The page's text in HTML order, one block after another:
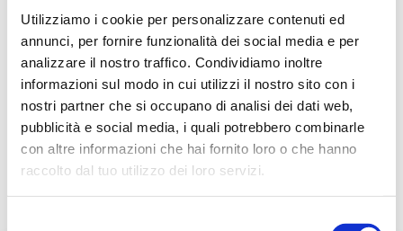
Utilizziamo i cookie per personalizzare contenuti ed
annunci, per fornire funzionalità dei social media e per
analizzare il nostro traffico. Condividiamo inoltre
informazioni sul modo in cui utilizzi il nostro sito con i
nostri partner che si occupano di analisi dei dati web,
pubblicità e social media, i quali potrebbero combinarle
con altre informazioni che hai fornito loro o che hanno
raccolto dal tuo utilizzo dei loro servizi.
Description
Documentation